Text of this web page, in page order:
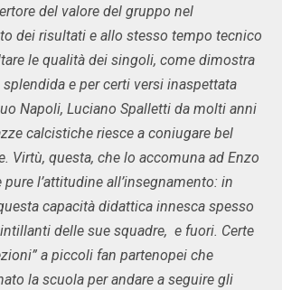
del valore del gruppo nel
dei risultati e allo stesso tempo tecnico
le qualità dei singoli, come dimostra
e per certi versi inaspettata
Napoli, Luciano Spalletti da molti anni
calcistiche riesce a coniugare bel
Virtù, questa, che lo accomuna ad Enzo
l’attitudine all’insegnamento: in
capacità didattica innesca spesso
delle sue squadre, e fuori. Certe
a piccoli fan partenopei che
la scuola per andare a seguire gli